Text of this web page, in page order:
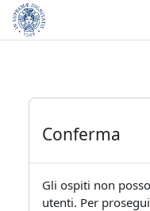
Vai al contenuto principale
Conferma
Gli ospiti non
utenti. Per